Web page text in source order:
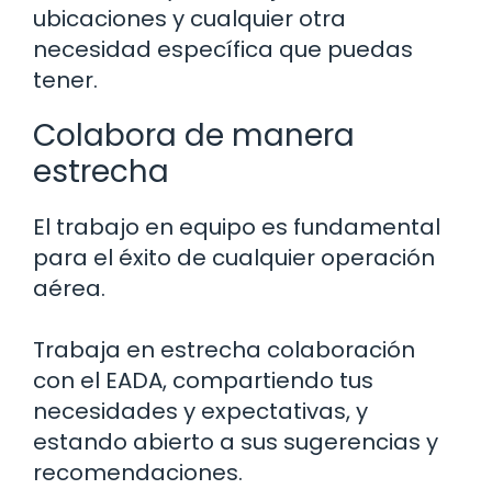
ubicaciones y cualquier otra
necesidad específica que puedas
tener.
Colabora de manera
estrecha
El trabajo en equipo es fundamental
para el éxito de cualquier operación
aérea.
Trabaja en estrecha colaboración
con el EADA, compartiendo tus
necesidades y expectativas, y
estando abierto a sus sugerencias y
recomendaciones.